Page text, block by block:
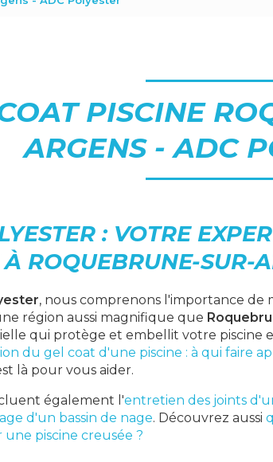
PISCINE
ARGENS - ADC
: VOTRE
ROQUEBRUNE-SUR-
, nous comprenons l'importance de
région aussi magnifique que
qui protège et embellit votre piscine
du gel coat d'une piscine : à qui faire
là pour vous aider.
également l'entretien des joints
d'un bassin de nage. Découvrez aussi
piscine creusée ?